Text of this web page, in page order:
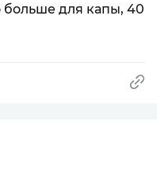
для капы, 40